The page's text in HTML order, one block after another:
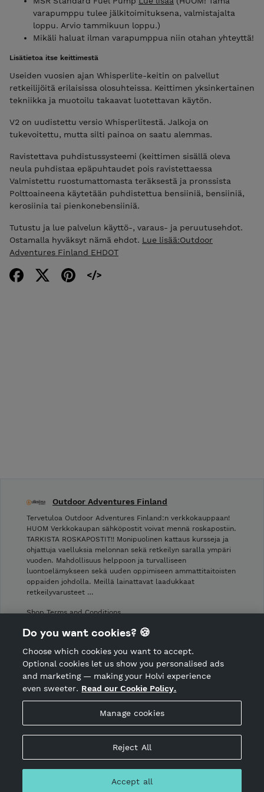
varapumppu tulee jälkitoimituksena, valmistajalta
loppu. Arvio tammikuun loppu.)
Mikäli haluat ilman varapumppua niin otahan yhteyttä!
Lisätietoa itse keittimestä
Useiden vuosien ajan Whisperlite-keitin on palvellut
retkeilijöitä erilaisissa olosuhteissa. Keittimen yksinkertainen
tekniikka ja muotoilu takaavat luotettavan käytön.
V2 on uudistettu versio Whisperlitestä. Jalkoja on
tukevoitettu, mutta silti painoa on saatu alemmas.
Ravistettava puhdistussysteemi (keittimen sisällä oleva
neula puhdistaa epäpuhtaudet pois ravistettaessa
Valmistettu ruostumattomasta teräksestä ja pronssista
Polttoaineena käytetään puhdistettua bensiiniä, bensiiniä,
kerosiinia tai pienkonebensiiniä.
Tutustu ja lue palvelun käyttö-, varaus- ja peruutusehdot.
Ostamalla hyväksyt nämä ehdot. Lue lisää:Outdoor
Adventures Finland EHDOT
Hosted by Holvi
Holvi Payment Services Ltd is regulated by the Financial
© 2026 Holvi Payment Services Ltd.
Outdoor Adventures Finland
Tervetuloa Outdoor Adventures Finland:n verkkokauppaan!
HUOM Verkkokaupan sähköpostit voivat mennä roskapostiin.
TARKISTA ROSKAPOSTIT!! Monipuolinen kattaus kursseja ja
ohjattuja vaelluksia melonnan sekä retkeilyn saralla ympäri
vuoden. Mahdollisuus helppoon ja turvalliseen
luontoelämykseen sekä uuden oppimiseen ammattitaitoisten
oppaiden johdolla. Meillä lainattavat laadukkaat
retkeilyvarusteet …
Shop Terms and Conditions
Cancellation policy
CANCEL ORDER
Do you want cookies? 🍪
Choose which cookies you want to accept.
Optional cookies let us show you personalised ads
and marketing — making your Holvi experience
even sweeter. Read our Cookie Policy.
Manage cookies
Reject All
Accept all